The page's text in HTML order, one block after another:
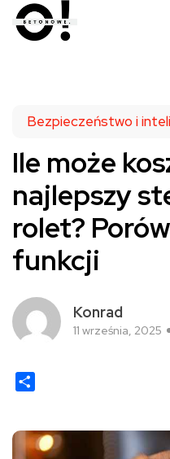
Bezpieczeństwo i
Ile może
najlepszy
rolet?
funkcji
Konrad
11 września, 2025